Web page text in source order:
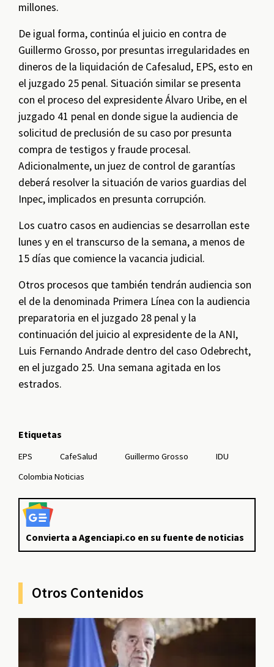
millones.
De igual forma, continúa el juicio en contra de
Guillermo Grosso, por presuntas irregularidades en
dineros de la liquidación de Cafesalud, EPS, esto en
el juzgado 25 penal. Situación similar se presenta
con el proceso del expresidente Álvaro Uribe, en el
juzgado 41 penal en donde sigue la audiencia de
solicitud de preclusión de su caso por presunta
compra de testigos y fraude procesal.
Adicionalmente, un juez de control de garantías
deberá resolver la situación de varios guardias del
Inpec, implicados en presunta corrupción.
Los cuatro casos en audiencias se desarrollan este
lunes y en el transcurso de la semana, a menos de
15 días que comience la vacancia judicial.
Otros procesos que también tendrán audiencia son
el de la denominada Primera Línea con la audiencia
preparatoria en el juzgado 28 penal y la
continuación del juicio al expresidente de la ANI,
Luis Fernando Andrade dentro del caso Odebrecht,
en el juzgado 25. Una semana agitada en los
estrados.
Etiquetas
EPS CafeSalud Guillermo Grosso
IDU
Colombia Noticias
Convierta a Agenciapi.co en su fuente de noticias
Otros Contenidos